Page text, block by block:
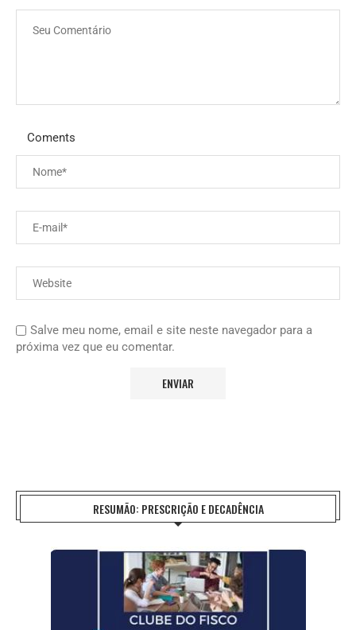
Coments
Salve meu nome, email e site neste navegador para a
próxima vez que eu comentar.
RESUMÃO: PRESCRIÇÃO E DECADÊNCIA